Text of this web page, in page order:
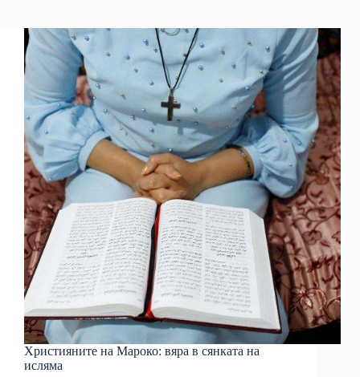
Християните на Мароко: вяра в сянката на
исляма